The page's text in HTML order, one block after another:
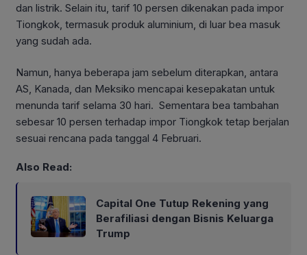
dan listrik. Selain itu, tarif 10 persen dikenakan pada impor
Tiongkok, termasuk produk aluminium, di luar bea masuk
yang sudah ada.
Namun, hanya beberapa jam sebelum diterapkan, antara
AS, Kanada, dan Meksiko mencapai kesepakatan untuk
menunda tarif selama 30 hari. Sementara bea tambahan
sebesar 10 persen terhadap impor Tiongkok tetap berjalan
sesuai rencana pada tanggal 4 Februari.
Also Read:
Capital One Tutup Rekening yang
Berafiliasi dengan Bisnis Keluarga
Trump